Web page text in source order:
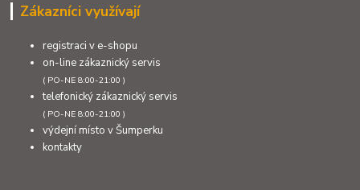
Zákazníci využívají
registraci v e-shopu
on-line zákaznický servis
( PO-NE 8:00-21:00 )
telefonický zákaznický servis
( PO-NE 8:00-21:00 )
výdejní místo v Šumperku
kontakty